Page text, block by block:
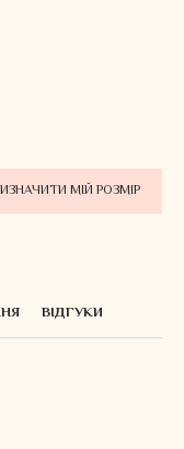
МІЙ РОЗМІР
ВІДГУКИ